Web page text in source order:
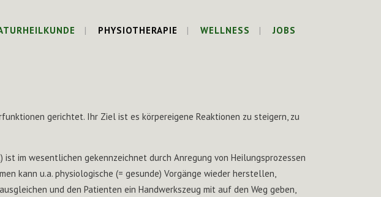
PHYSIOTHERAPIE WELLNESS JOBS
gerichtet. Ihr Ziel ist es körpereigene Reaktionen zu steigern, zu
im wesentlichen gekennzeichnet durch Anregung von Heilungsprozessen
kann u.a. physiologische (= gesunde) Vorgänge wieder herstellen,
und den Patienten ein Handwerkszeug mit auf den Weg geben,